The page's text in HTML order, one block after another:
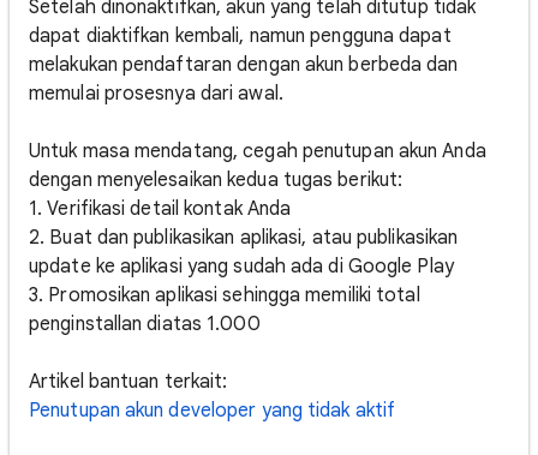
Setelah dinonaktifkan, akun yang telah ditutup tidak
dapat diaktifkan kembali, namun pengguna dapat
melakukan pendaftaran dengan akun berbeda dan
memulai prosesnya dari awal.
Untuk masa mendatang, cegah penutupan akun Anda
dengan menyelesaikan kedua tugas berikut:
1. Verifikasi detail kontak Anda
2. Buat dan publikasikan aplikasi, atau publikasikan
update ke aplikasi yang sudah ada di Google Play
3. Promosikan aplikasi sehingga memiliki total
penginstallan diatas 1.000
Artikel bantuan terkait:
Penutupan akun developer yang tidak aktif